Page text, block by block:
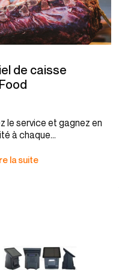
de caisse
le service et gagnez en
à chaque
la suite